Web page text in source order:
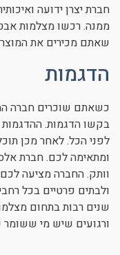
חברת יצרן ידועה
ממנה. רכשו מצלמות
שאתם מכירים את
הדגמות
כשאתם שוכרים חברה
בקשו הדגמות. ההדגמות
לפני הכל. לאחר מכן
ומתאימה לכם. חברת
וותק. החברה מציעה
ולבתים פרטיים בכל
שנים רבות בתחום
ורגועים שיש מי ששומר